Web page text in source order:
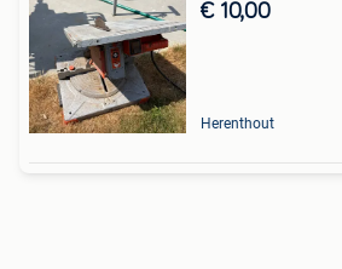
€ 10,00
Herenthout